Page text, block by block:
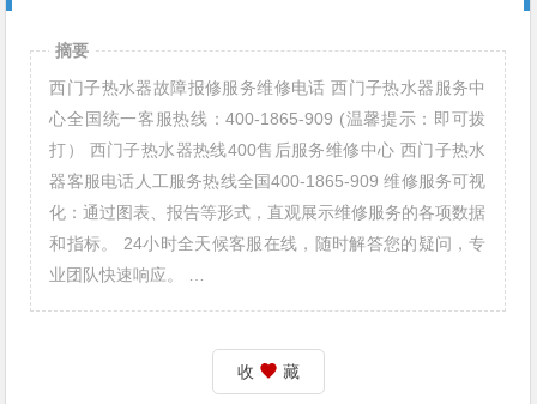
摘要
西门子热水器故障报修服务维修电话 西门子热水器服务中
心全国统一客服热线：400-1865-909 (温馨提示：即可拨
打） 西门子热水器热线400售后服务维修中心 西门子热水
器客服电话人工服务热线全国400-1865-909 维修服务可视
化：通过图表、报告等形式，直观展示维修服务的各项数据
和指标。 24小时全天候客服在线，随时解答您的疑问，专
业团队快速响应。 …
收 藏